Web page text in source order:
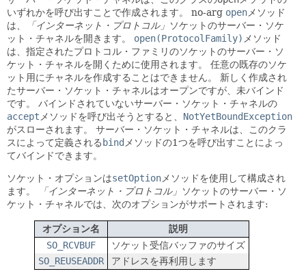
いずれかを呼び出すことで作成されます。
no-arg open メソッド
は、
「インターネット・プロトコル」 ソケットのサーバー・ソケ
ット・チャネルを開きます。
open(ProtocolFamily) メソッド
は、指定されたプロトコル・ファミリのソケットのサーバー・ソ
ケット・チャネルを開くために使用されます。
任意の既存のソケ
ット用にチャネルを作成することはできません。
新しく作成され
たサーバー・ソケット・チャネルはオープンですが、未バインド
です。
バインドされていないサーバー・ソケット・チャネルの
accept メソッドを呼び出そうとすると、 NotYetBoundException
がスローされます。
サーバー・ソケット・チャネルは、このクラ
スによって定義されるbind メソッドの1つを呼び出すことによっ
てバインドできます。
ソケット・オプションはsetOption メソッドを使用して構成され
ます。
「インターネット・プロトコル」 ソケットのサーバー・ソ
ケット・チャネルでは、次のオプションがサポートされます:
オプション名
説明
SO_RCVBUF
ソケット受信バッファのサイズ
SO_REUSEADDR
アドレスを再利用します